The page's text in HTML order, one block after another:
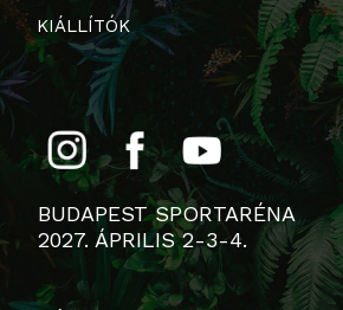
KIÁLLÍTÓK
BUDAPEST SPORTARÉNA
2027. ÁPRILIS 2-3-4.